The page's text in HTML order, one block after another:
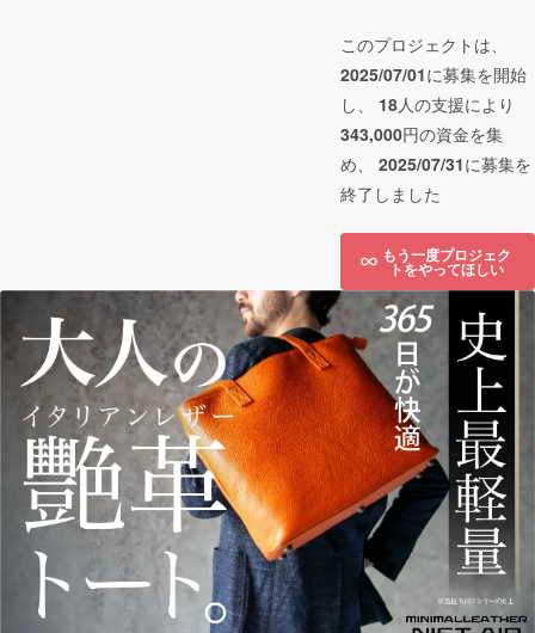
このプロジェクトは、
2025/07/01に募集を開始
し、 18人の支援により
343,000円の資金を集
め、 2025/07/31に募集を
終了しました
もう一度プロジェク
トをやってほしい